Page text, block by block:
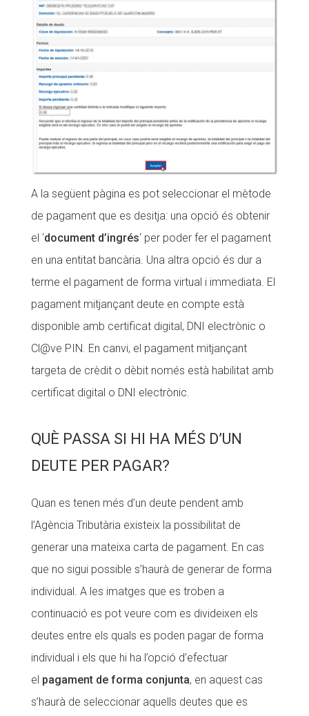
A la següent pàgina es pot seleccionar el mètode
de pagament que es desitja: una opció és obtenir
el ‘document d’ingrés‘ per poder fer el pagament
en una entitat bancària. Una altra opció és dur a
terme el pagament de forma virtual i immediata. El
pagament mitjançant deute en compte està
disponible amb certificat digital, DNI electrònic o
Cl@ve PIN. En canvi, el pagament mitjançant
targeta de crèdit o dèbit només està habilitat amb
certificat digital o DNI electrònic.
QUÈ PASSA SI HI HA MÉS D’UN
DEUTE PER PAGAR?
Quan es tenen més d’un deute pendent amb
l’Agència Tributària existeix la possibilitat de
generar una mateixa carta de pagament. En cas
que no sigui possible s’haurà de generar de forma
individual. A les imatges que es troben a
continuació es pot veure com es divideixen els
deutes entre els quals es poden pagar de forma
individual i els que hi ha l’opció d’efectuar
el pagament de forma conjunta, en aquest cas
s’haurà de seleccionar aquells deutes que es